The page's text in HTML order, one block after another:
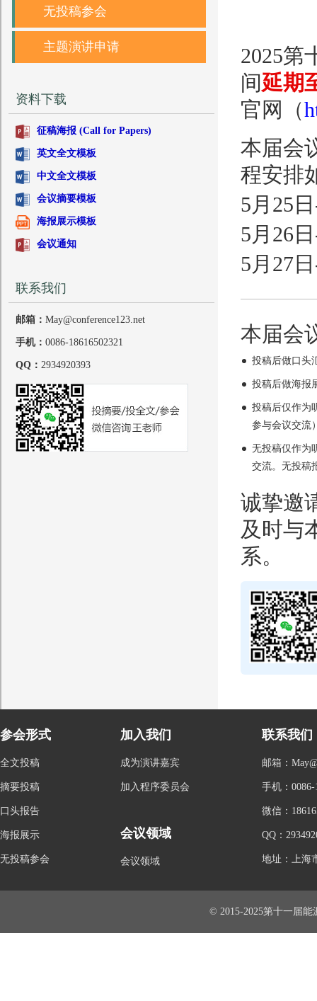
无投稿参会
主题演讲申请
资料下载
征稿海报 (Call for Papers)
英文全文模板
中文全文模板
会议摘要模板
海报展示模板
会议通知
联系我们
邮箱： May@conference123.net
手机： 0086-18616502321
QQ： 2934920393
2025第
间延期
官网（
本届会
程安排
5月25
5月26
5月27
本届会
投稿后做口头
投稿后做海报
投稿后仅作为
参与会议交流
无投稿仅作为
交流。无投稿
诚挚邀
及时与
系。
参会形式
全文投稿
摘要投稿
口头报告
海报展示
无投稿参会
加入我们
成为演讲嘉宾
加入程序委员会
会议领域
会议领域
联系我们
邮箱：
手机：0086-
微信：
QQ：
地址：上海
© 2015-2025第十一届